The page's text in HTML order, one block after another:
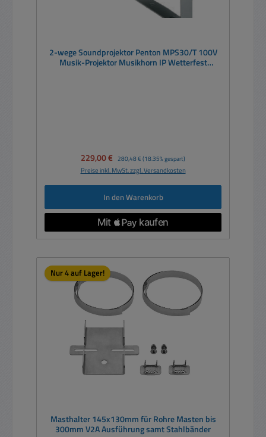
2-wege Soundprojektor Penton MPS30/T 100V
Musik-Projektor Musikhorn IP Wetterfest
Verkaufspreis:
229,00 € Regulärer Preis:
280,48 € (18.35% gespart)
Preise inkl. MwSt. zzgl. Versandkosten
In den Warenkorb
Nur 4 auf Lager!
Masthalter 145x130mm für Rohre Masten bis
300mm V2A Ausführung samt Stahlbänder